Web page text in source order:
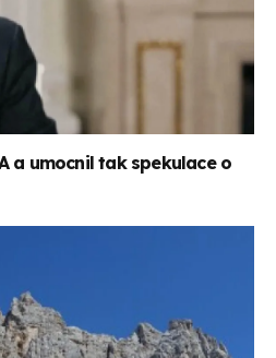
a umocnil tak spekulace o